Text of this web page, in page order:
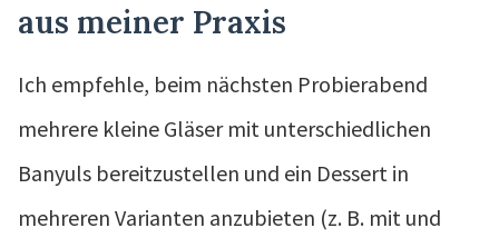
aus meiner Praxis
Ich empfehle, beim nächsten Probierabend
mehrere kleine Gläser mit unterschiedlichen
Banyuls bereitzustellen und ein Dessert in
mehreren Varianten anzubieten (z. B. mit und